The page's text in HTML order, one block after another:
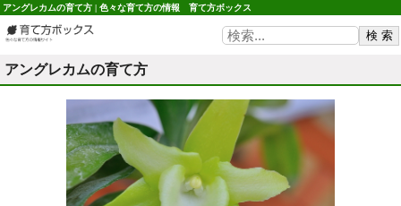
アングレカムの育て方 | 色々な育て方の情報 育て方ボックス
アングレカムの育て方